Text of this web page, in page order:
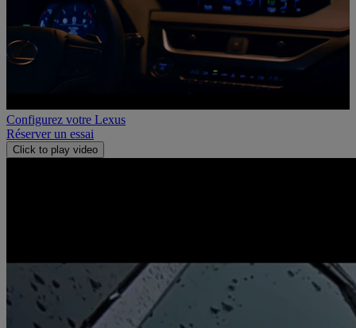
Configurez votre Lexus
Réserver un essai
Click to play video